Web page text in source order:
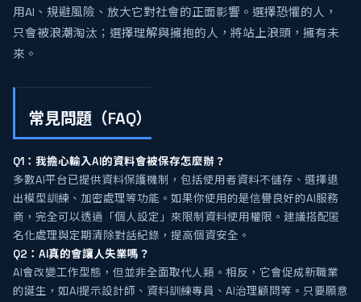
用AI、規避風險、放大它對社會的正面影響。選擇恐懼的人，
只會被浪潮淘汰；選擇理解與擁抱的人，將站上浪頭，擁有未
來。
常見問題（FAQ）
Q1：我擔心輸入AI的資料會被保存怎麼辦？
多數AI平台已提供資料保護機制，包括使用者資料不儲存、選擇退
出模型訓練、加密處理等功能。如果你使用的是信譽良好的AI服務
商，完全可以透過「個人設定」來限制資料使用權限。建議搭配匿
名化處理與定期清除對話紀錄，提高個資安全。
Q2：AI真的會讓人失業嗎？
AI會改變工作型態，但並非全面取代人類。相反，它會促成新職業
的誕生，如AI提示設計師、資料訓練專員、AI治理顧問等。只要願意